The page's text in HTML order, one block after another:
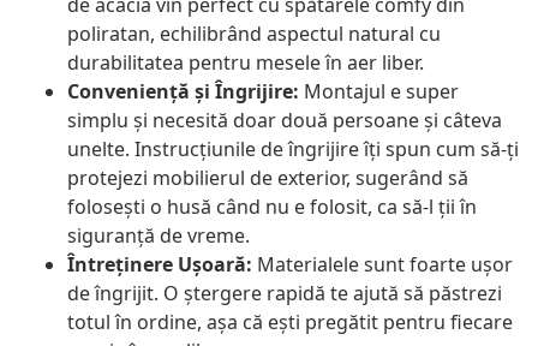
poliratan, echilibrând aspectul natural cu
durabilitatea pentru mesele în aer liber.
Conveniență și Îngrijire: Montajul e super
simplu și necesită doar două persoane și câteva
unelte. Instrucțiunile de îngrijire îți spun cum să-ți
protejezi mobilierul de exterior, sugerând să
folosești o husă când nu e folosit, ca să-l ții în
siguranță de vreme.
Întreținere Ușoară: Materialele sunt foarte ușor
de îngrijit. O ștergere rapidă te ajută să păstrezi
totul în ordine, așa că ești pregătit pentru fiecare